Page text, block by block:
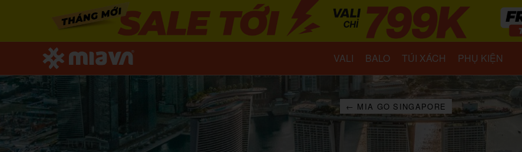
VALI BALO TÚI XÁCH PHỤ KIỆN
← MIA GO SINGAPORE